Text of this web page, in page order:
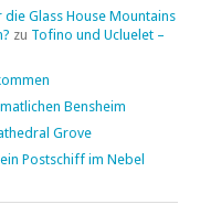
Glass House Mountains
zu Tofino und Ucluelet –
Bensheim
Grove
Postschiff im Nebel